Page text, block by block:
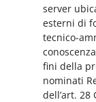
server
esterni di
tecnico-
fini della
nominati
dell’art. 28